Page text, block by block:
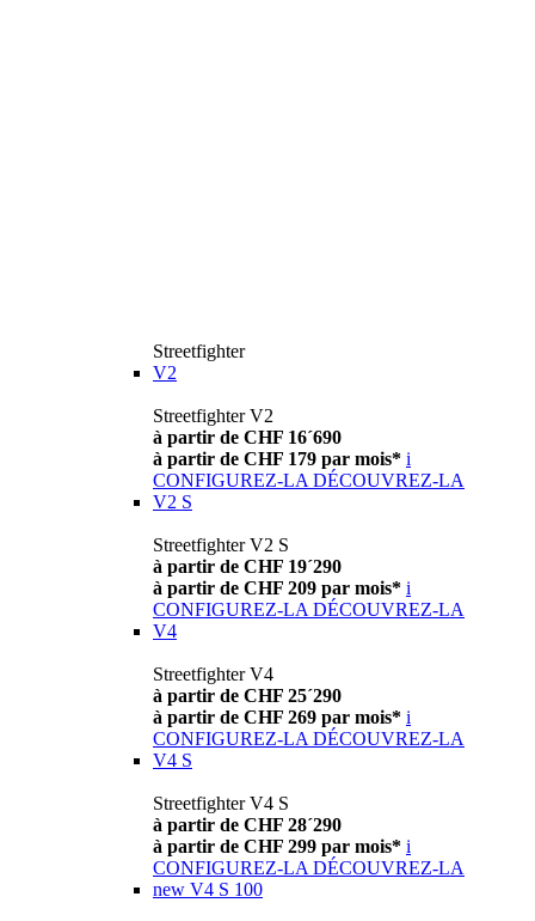
Streetfighter
V2
Streetfighter V2
à partir de CHF 16´690
à partir de CHF 179 par mois* i
CONFIGUREZ-LA DÉCOUVREZ-LA
V2 S
Streetfighter V2 S
à partir de CHF 19´290
à partir de CHF 209 par mois* i
CONFIGUREZ-LA DÉCOUVREZ-LA
V4
Streetfighter V4
à partir de CHF 25´290
à partir de CHF 269 par mois* i
CONFIGUREZ-LA DÉCOUVREZ-LA
V4 S
Streetfighter V4 S
à partir de CHF 28´290
à partir de CHF 299 par mois* i
CONFIGUREZ-LA DÉCOUVREZ-LA
new V4 S 100